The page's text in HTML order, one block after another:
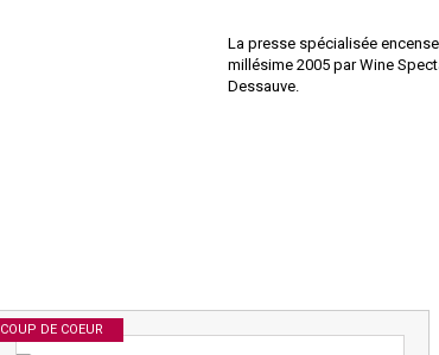
La presse spécialisée
millésime 2005 par Wine
Dessauve.
COUP DE COEUR